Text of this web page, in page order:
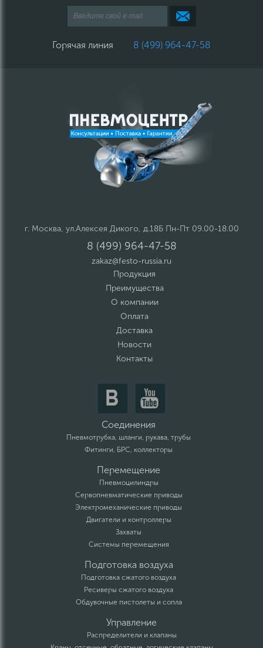
Горячая линия 8 (499) 964-47-58
г. Москва, ул.Алексея Дикого, д.18Б Пн-Пт 09.00-18.00
8 (499) 964-47-58
zakaz@festo-russia.ru
Продукция
Преимущества
О компании
Оплата
Доставка
Новости
Контакты
Соединения
Пневмотрубка, шланги, рукава, трубы
Фитинги, БРС, коллекторы
Перемещение
Пневмоцилиндры
Сервопневматические приводы
Электромеханические приводы
Двигатели и контроллеры
Захваты
Системы перемещения
Подготовка воздуха
Подготовка сжатого воздуха
Ресиверы сжатого воздуха
Обдувочные пистолеты и сопла
Управление
Распределители и клапаны